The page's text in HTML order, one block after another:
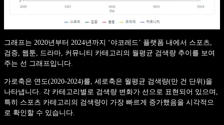
그래프는 2020년부터 2024년까지 ‘야코레드’ 플랫폼 내에서 스포츠,
검증, 웹툰, 드라마, 커뮤니티 카테고리의 월평균 검색량 추이를 보여
주는 선 그래프입니다.
가로축은 연도(2020-2024)를, 세로축은 월평균 검색량(만 건 단위)을
나타냅니다. 각 카테고리별로 검색량 변화가 선으로 표현되어 있으며,
특히 스포츠 카테고리의 검색량이 가장 빠르게 증가했음을 시각적으
로 확인할 수 있습니다.